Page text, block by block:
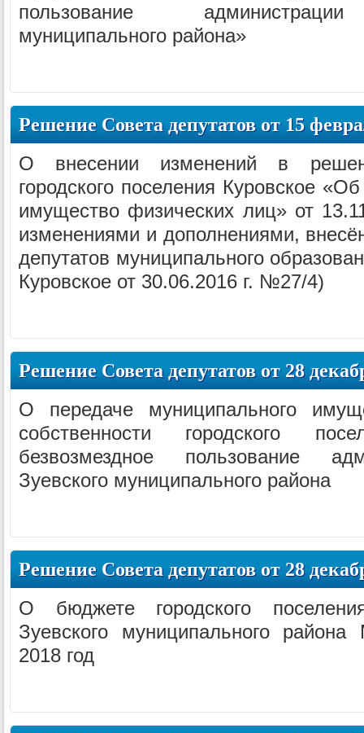
пользование администрации
муниципального района»
Решение Совета депутатов от 15
О внесении изменений в
городского поселения Куровское
имущество физических лиц» от
изменениями и дополнениями,
депутатов муниципального
Куровское от 30.06.2016 г. №27/4)
Решение Совета депутатов от 28
О передаче муниципального
собственности городского
безвозмездное пользование
Зуевского муниципального района
Решение Совета депутатов от 28
О бюджете городского
Зуевского муниципального
2018 год